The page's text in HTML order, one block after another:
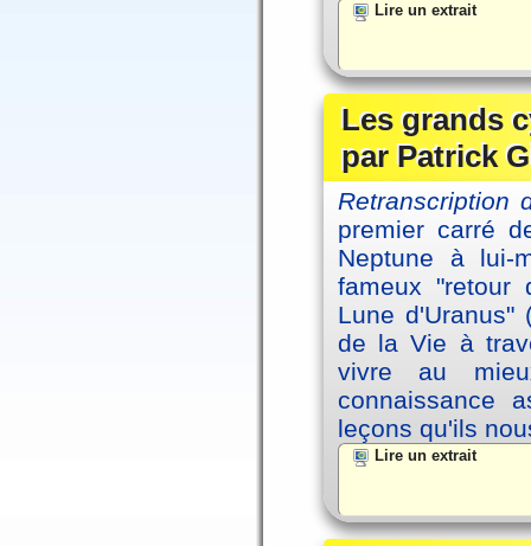
Lire un extrait
Les grands
par Patrick
Retranscription
premier carré
Neptune à lui-
fameux "retour
Lune d'Uranus"
de la Vie à
vivre au
connaissance
leçons qu'ils
Lire un extrait